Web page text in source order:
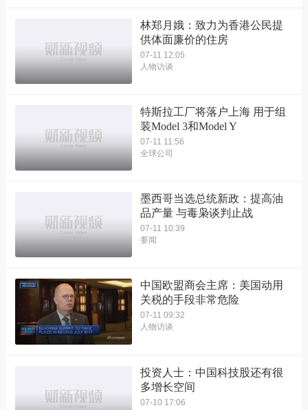
林郑月娥：致力为香港公民提
供体面廉价的住房
07-11 12:05
人物访谈
特斯拉工厂将落户上海 用于组
装Model 3和Model Y
07-11 11:56
全球公司
墨西哥当选总统新政：提高油
品产量 与毒枭谈判止战
07-11 10:39
要闻
中国欧盟商会主席：美国动用
关税的手段非常危险
07-11 09:32
人物访谈
投资人士：中国科技股还有很
多增长空间
07-10 17:06